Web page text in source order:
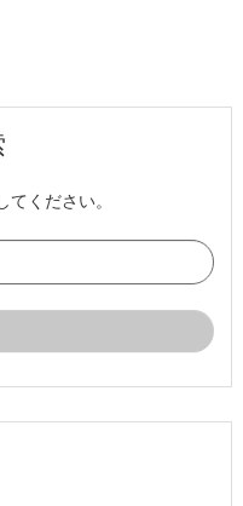
ください。